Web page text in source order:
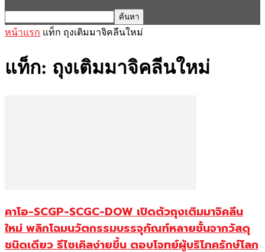
หน้าแรก แท็ก ถุงเติมมาจิคลีนใหม่
แท็ก: ถุงเติมมาจิคลีนใหม่
คาโอ-SCGP-SCGC-DOW เปิดตัวถุงเติมมาจิคลีน
ใหม่ พลิกโฉมนวัตกรรมบรรจุภัณฑ์หลายชั้นจากวัสดุ
ชนิดเดียว รีไซเคิลง่ายขึ้น ตอบโจทย์ผู้บริโภครักษ์โลก